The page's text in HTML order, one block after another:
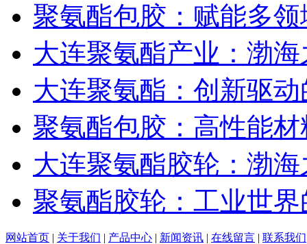
聚氨酯包胶：赋能多
大连聚氨酯产业：渤
大连聚氨酯：创新驱
聚氨酯包胶：高性能
大连聚氨酯胶轮：渤
聚氨酯胶轮：工业世界
网站首页 | 关于我们 | 产品中心 | 新闻资讯 | 在线留言 | 联系我们